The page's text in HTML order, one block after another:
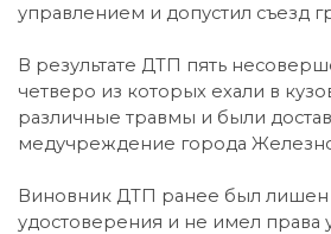
управлением и допустил съезд
В результате ДТП пять
четверо из которых ехали в
различные травмы и были
медучреждение города
Виновник ДТП ранее был лишен
удостоверения и не имел права